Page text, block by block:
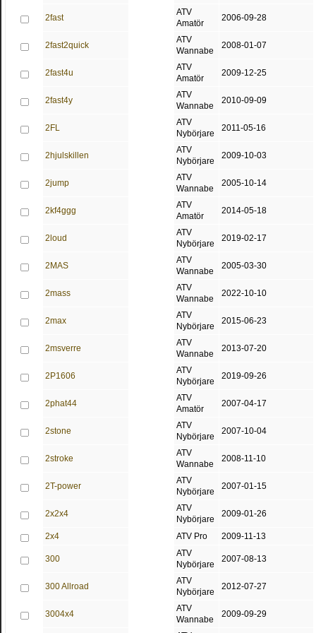
2fast
ATV
Amatör
2006-09-28
2fast2quick
ATV
Wannabe
2008-01-07
2fast4u
ATV
Amatör
2009-12-25
2fast4y
ATV
Wannabe
2010-09-09
2FL
ATV
Nybörjare
2011-05-16
2hjulskillen
ATV
Nybörjare
2009-10-03
2jump
ATV
Wannabe
2005-10-14
2kf4ggg
ATV
Amatör
2014-05-18
2loud
ATV
Nybörjare
2019-02-17
2MAS
ATV
Wannabe
2005-03-30
2mass
ATV
Wannabe
2022-10-10
2max
ATV
Nybörjare
2015-06-23
2msverre
ATV
Wannabe
2013-07-20
2P1606
ATV
Nybörjare
2019-09-26
2phat44
ATV
Amatör
2007-04-17
2stone
ATV
Nybörjare
2007-10-04
2stroke
ATV
Wannabe
2008-11-10
2T-power
ATV
Nybörjare
2007-01-15
2x2x4
ATV
Nybörjare
2009-01-26
2x4 ATV Pro 2009-11-13
300
ATV
Nybörjare
2007-08-13
300 Allroad
ATV
Nybörjare
2012-07-27
3004x4
ATV
Wannabe
2009-09-29